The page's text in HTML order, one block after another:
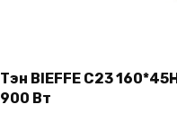
В корзину
Тэн BIEFFE C23 160*45H
900 Вт